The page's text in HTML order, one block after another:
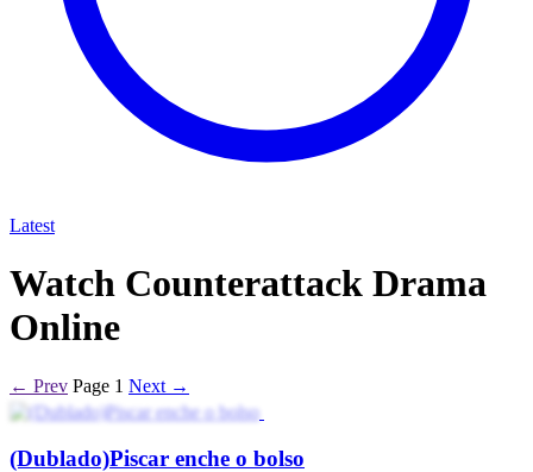
Latest
Watch Counterattack Drama
Online
← Prev Page 1 Next →
(Dublado)Piscar enche o bolso